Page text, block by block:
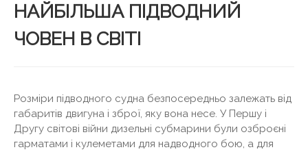
НАЙБІЛЬША ПІДВОДНИЙ
ЧОВЕН В СВІТІ
Розміри підводного судна безпосередньо залежать від
габаритів двигуна і зброї, яку вона несе. У Першу і
Другу світові війни дизельні субмарини були озброєні
гарматами і кулеметами для надводного бою, а для